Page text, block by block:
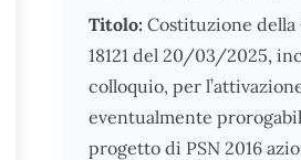
Titolo: Costituzione
18121 del 20/03/2025,
colloquio, per
eventualmente
progetto di PSN 2016